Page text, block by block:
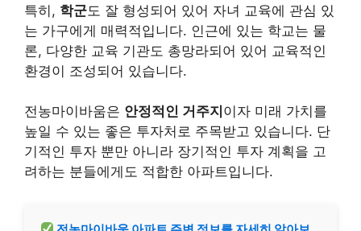
특히, 학군도 잘 형성되어 있어 자녀 교육에 관심 있
는 가구에게 매력적입니다. 인근에 있는 학교는 물
론, 다양한 교육 기관도 총망라되어 있어 교육적인
환경이 조성되어 있습니다.
전농마이바움은 안정적인 거주지 이자 미래 가치를
높일 수 있는 좋은 투자처로 주목받고 있습니다. 단
기적인 투자 뿐만 아니라 장기적인 투자 계획을 고
려하는 분들에게도 적합한 아파트입니다.